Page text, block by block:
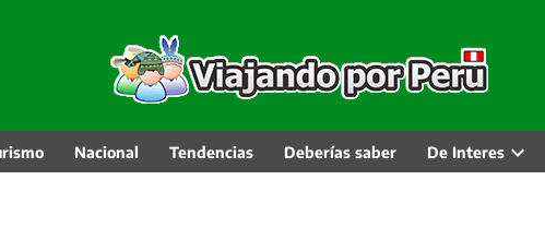
Nacional Tendencias Deberías saber De Interes